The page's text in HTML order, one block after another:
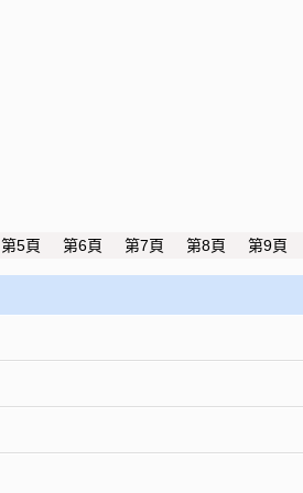
第5頁 第6頁 第7頁 第8頁 第9頁